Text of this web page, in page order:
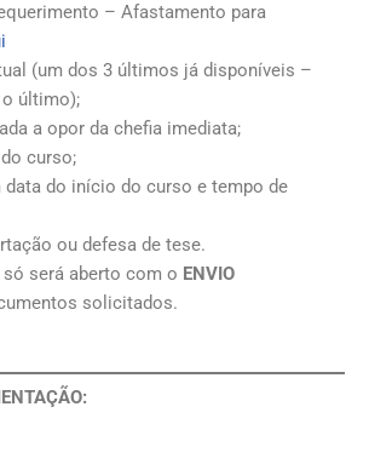
– Afastamento para
(um dos 3 últimos já disponíveis –
último);
a opor da chefia imediata;
curso;
do início do curso e tempo de
ou defesa de tese.
será aberto com o ENVIO
solicitados.